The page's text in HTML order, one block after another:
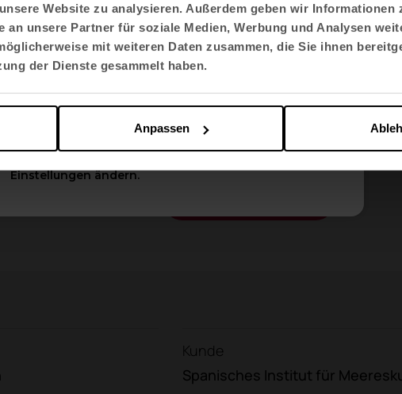
Website zu analysieren. Außerdem geben wir Informationen
an unsere Partner für soziale Medien, Werbung und Analysen
mit weiteren Daten zusammen, die Sie ihnen
der Dienste gesammelt haben.
Anpassen
Atmosphären,in dem die Mitarbeiter zwischen
Noom-Sesseln wählen können.
funktionelle und ergonomische Programme
Büros, und andere, wie die TischeArkitekundPrisma
Eleganz verleihen und ihn "aufwerten"
Kunde
Spanisches Institut für
Sprache auswählen
English US
Apply
Einstellungen ändern.